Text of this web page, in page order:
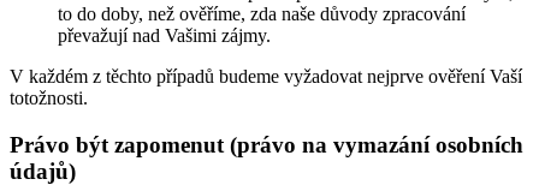
to do doby, než ověříme, zda naše důvody zpracování
převažují nad Vašimi zájmy.
V každém z těchto případů budeme vyžadovat nejprve ověření Vaší
totožnosti.
Právo být zapomenut (právo na vymazání osobních
údajů)